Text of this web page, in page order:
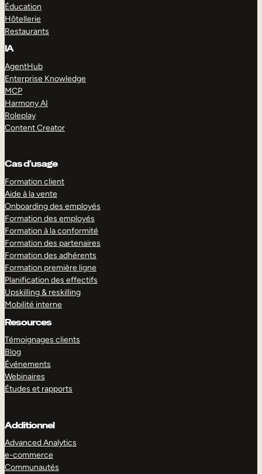
Éducation
Hôtellerie
Restaurants
IA
AgentHub
Enterprise Knowledge
MCP
Harmony AI
Roleplay
Content Creator
Cas d’usage
Formation client
Aide à la vente
Onboarding des employés
Formation des employés
Formation à la conformité
Formation des partenaires
Formation des adhérents
Formation première ligne
Planification des effectifs
Upskilling & reskilling
Mobilité interne
Resources
Témoignages clients
Blog
Événements
Webinaires
Études et rapports
Additionnel
Advanced Analytics
e-commerce
Communautés